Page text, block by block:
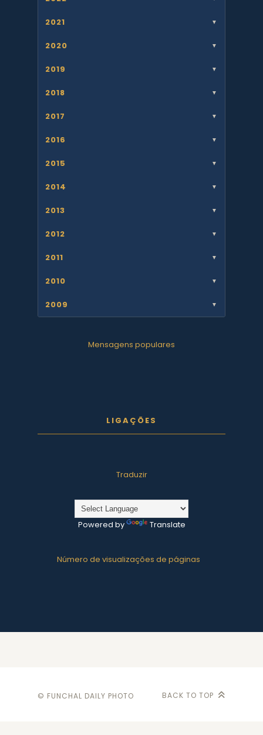
2021 ▼
2020 ▼
2019 ▼
2018 ▼
2017 ▼
2016 ▼
2015 ▼
2014 ▼
2013 ▼
2012 ▼
2011 ▼
2010 ▼
2009 ▼
Mensagens populares
LIGAÇÕES
Traduzir
Powered by Translate
Número de visualizações de páginas
© FUNCHAL DAILY PHOTO BACK TO TOP